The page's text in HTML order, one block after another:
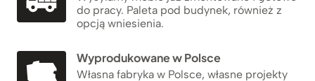
do pracy. Paleta pod budynek, również z
opcją wniesienia.
Wyprodukowane w Polsce
Własna fabryka w Polsce, własne projekty